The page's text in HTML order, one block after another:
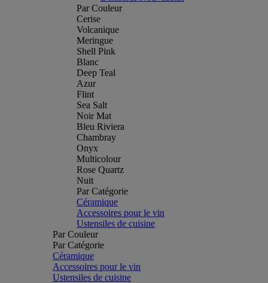
Par Couleur
Cerise
Volcanique
Meringue
Shell Pink
Blanc
Deep Teal
Azur
Flint
Sea Salt
Noir Mat
Bleu Riviera
Chambray
Onyx
Multicolour
Rose Quartz
Nuit
Par Catégorie
Céramique
Accessoires pour le vin
Ustensiles de cuisine
Par Couleur
Par Catégorie
Céramique
Accessoires pour le vin
Ustensiles de cuisine